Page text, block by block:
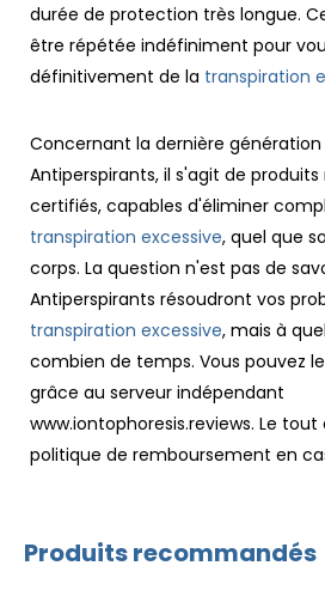
durée de protection très longue.
être répétée indéfiniment pour
définitivement de la transpiration
Concernant la dernière génération
Antiperspirants, il s'agit de
certifiés, capables d'éliminer
transpiration excessive, quel que
corps. La question n'est pas de
Antiperspirants résoudront vos
transpiration excessive, mais à
combien de temps. Vous pouvez
grâce au serveur indépendant
www.iontophoresis.reviews. Le tout
politique de remboursement en
Produits recommandés